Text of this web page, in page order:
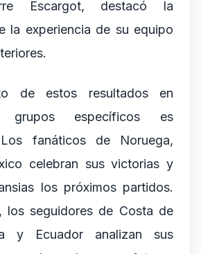
Escargot, destacó la
la experiencia de su equipo
de estos resultados en
específicos es
fanáticos de Noruega,
celebran sus victorias y
los próximos partidos.
los seguidores de Costa de
y Ecuador analizan sus